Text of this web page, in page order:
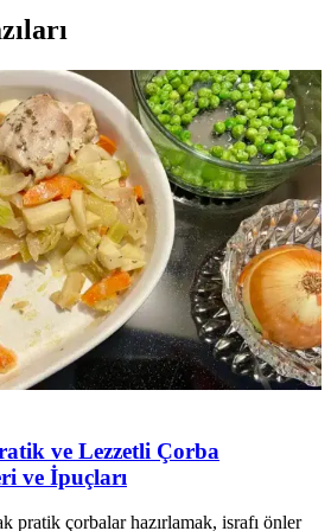
ve Lezzetli Çorba
ve İpuçları
pratik çorbalar hazırlamak, israfı önler